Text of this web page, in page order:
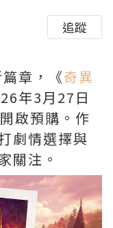
追蹤
章，《奇異
年3月27日
啟預購。作
劇情選擇與
關注。